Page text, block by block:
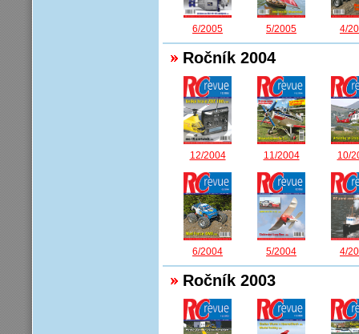
6/2005 5/2005 4/
Ročník 2004
12/2004 11/2004 10/
6/2004 5/2004 4/
Ročník 2003